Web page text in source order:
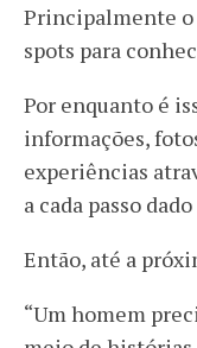
Principalmente o
spots para
Por enquanto é
informações,
experiências
a cada passo
Então, até a
“Um homem